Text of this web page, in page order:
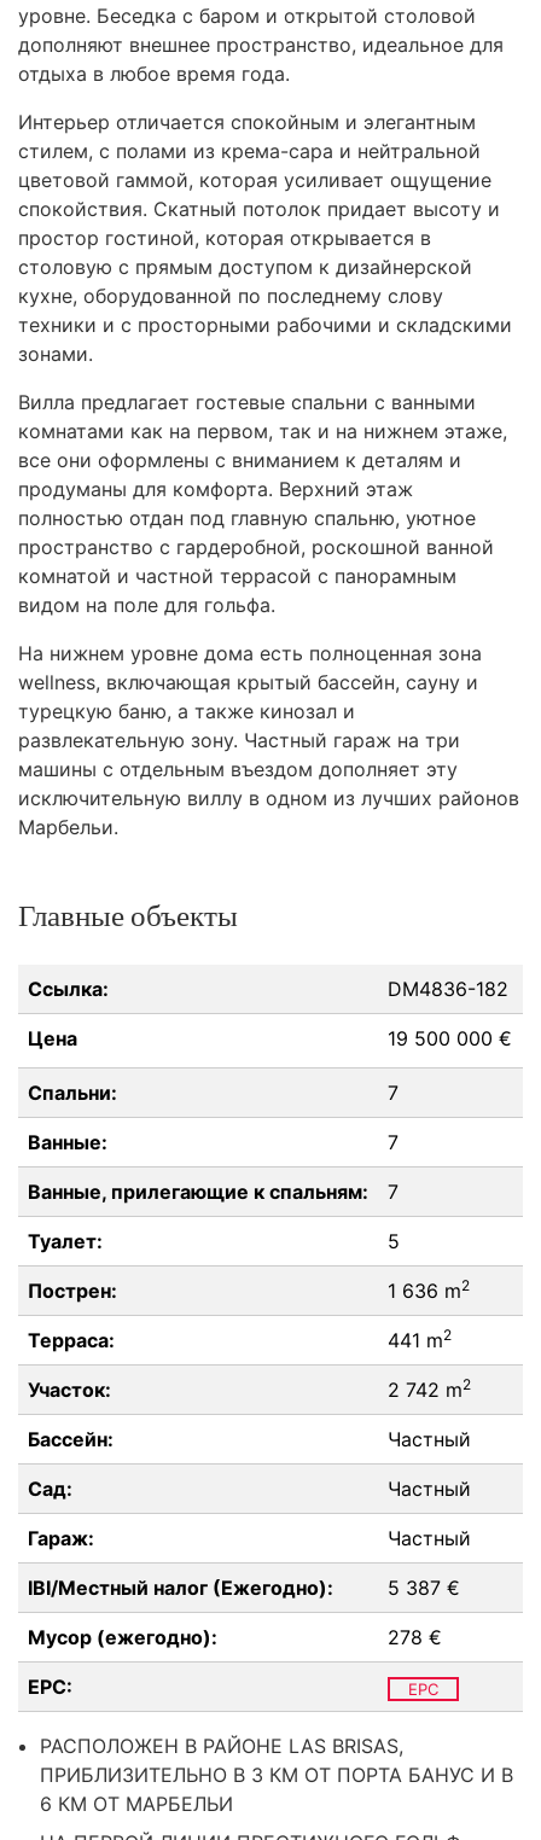
уровне. Беседка с баром и открытой столовой
дополняют внешнее пространство, идеальное для
отдыха в любое время года.
Интерьер отличается спокойным и элегантным
стилем, с полами из крема-сара и нейтральной
цветовой гаммой, которая усиливает ощущение
спокойствия. Скатный потолок придает высоту и
простор гостиной, которая открывается в
столовую с прямым доступом к дизайнерской
кухне, оборудованной по последнему слову
техники и с просторными рабочими и складскими
зонами.
Вилла предлагает гостевые спальни с ванными
комнатами как на первом, так и на нижнем этаже,
все они оформлены с вниманием к деталям и
продуманы для комфорта. Верхний этаж
полностью отдан под главную спальню, уютное
пространство с гардеробной, роскошной ванной
комнатой и частной террасой с панорамным
видом на поле для гольфа.
На нижнем уровне дома есть полноценная зона
wellness, включающая крытый бассейн, сауну и
турецкую баню, а также кинозал и
развлекательную зону. Частный гараж на три
машины с отдельным въездом дополняет эту
исключительную виллу в одном из лучших районов
Марбельи.
Главные объекты
Ссылка: DM4836-182
Цена 19 500 000 €
Спальни: 7
Ванные: 7
Ванные, прилегающие к спальням: 7
Туалет: 5
Пострен: 1 636 m2
Терраса: 441 m2
Участок: 2 742 m2
Бассейн: Частный
Сад: Частный
Гараж: Частный
IBI/Местный налог (Ежегодно): 5 387 €
Мусор (ежегодно): 278 €
EPC: EPC
РАСПОЛОЖЕН В РАЙОНЕ LAS BRISAS,
ПРИБЛИЗИТЕЛЬНО В 3 КМ ОТ ПОРТА БАНУС И В
6 КМ ОТ МАРБЕЛЬИ